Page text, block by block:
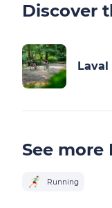
Discover
Laval
See
Running